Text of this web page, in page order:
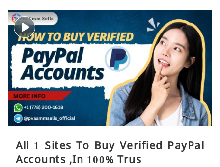
All 1 Sites To Buy Verified PayPal
Accounts ,In 100% Trus